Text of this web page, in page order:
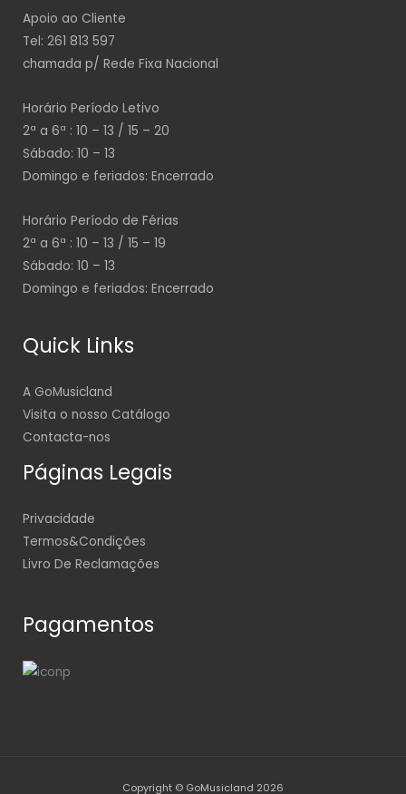
Apoio ao Cliente
Tel: 261 813 597
chamada p/ Rede Fixa Nacional
Horário Período Letivo
2ª a 6ª : 10 – 13 / 15 – 20
Sábado: 10 – 13
Domingo e feriados: Encerrado
Horário Período de Férias
2ª a 6ª : 10 – 13 / 15 – 19
Sábado: 10 – 13
Domingo e feriados: Encerrado
Quick Links
A GoMusicland
Visita o nosso Catálogo
Contacta-nos
Páginas Legais
Privacidade
Termos&Condições
Livro De Reclamações
Pagamentos
Copyright © GoMusicland 2026